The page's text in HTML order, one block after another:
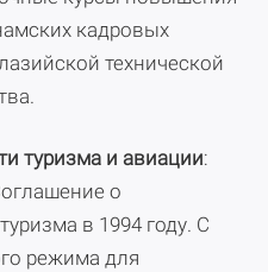
кадровых
технической
туризма и авиации:
о
в 1994 году. С
режима для